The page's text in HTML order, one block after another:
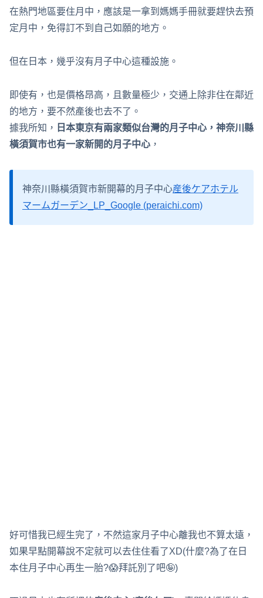
在熱門地區要住月中，應該是一拿到媽媽手冊就要趕快去預
定月中，免得訂不到自己如願的地方。
但在日本，幾乎沒有月子中心這種設施。
即使有，也是價格昂高，且數量極少，交通上除非住在鄰近
的地方，要不然產後也去不了。
據我所知， 日本東京有兩家類似台灣的月子中心，神奈川縣
橫須賀市也有一家新開的月子中心 ，
神奈川縣橫須賀市新開幕的月子中心産後ケアホテル
マームガーデン_LP_Google (peraichi.com)
好可惜我已經生完了，不然這家月子中心離我也不算太遠，
如果早點開幕說不定就可以去住住看了XD(什麼?為了在日
本住月子中心再生一胎?😱拜託別了吧🤪)